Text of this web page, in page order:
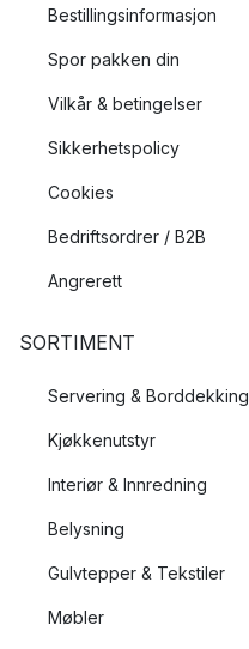
Bestillingsinformasjon
Spor pakken din
Vilkår & betingelser
Sikkerhetspolicy
Cookies
Bedriftsordrer / B2B
Angrerett
SORTIMENT
Servering & Borddekking
Kjøkkenutstyr
Interiør & Innredning
Belysning
Gulvtepper & Tekstiler
Møbler